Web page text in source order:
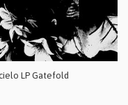
LP Gatefold